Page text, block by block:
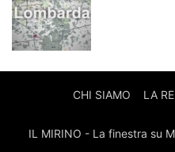
CHI SIAMO LA
IL MIRINO - La finestra su